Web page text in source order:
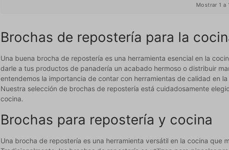
Mostrar 1 a
Brochas de repostería para la
Una buena brocha de repostería es una herramienta esencial en la
darle a tus productos de panadería un acabado hermoso o distribuir
entendemos la importancia de contar con herramientas de calidad en
Nuestra selección de brochas de repostería está cuidadosamente
cocina.
Brochas para repostería y cocina
Una brocha de repostería es una herramienta versátil en la cocina